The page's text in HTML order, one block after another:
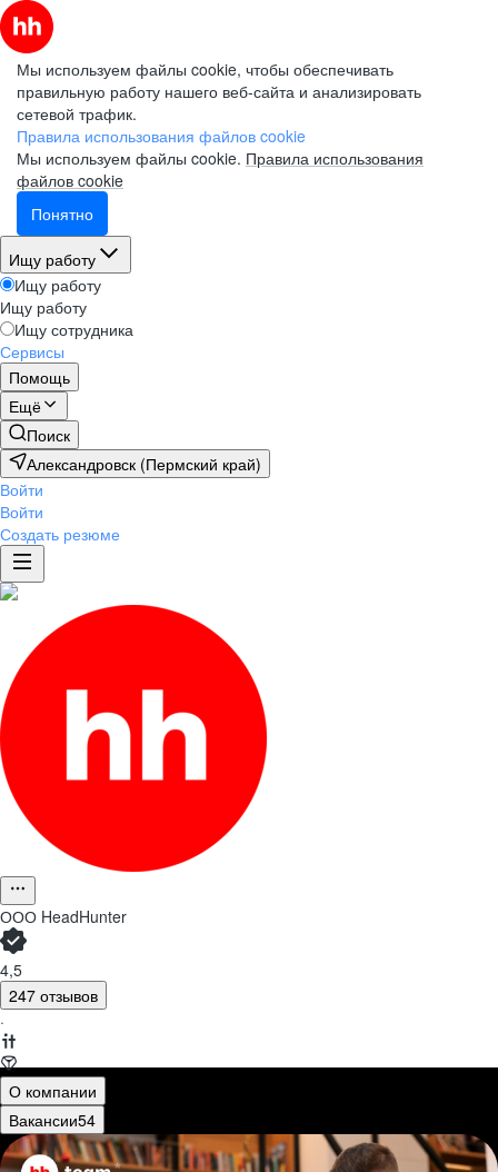
Мы используем файлы cookie, чтобы обеспечивать
правильную работу нашего веб-сайта и анализировать
сетевой трафик.
Правила использования файлов cookie
Мы используем файлы cookie. Правила использования
файлов cookie
Понятно
Ищу работу
Ищу работу
Ищу работу
Ищу сотрудника
Сервисы
Помощь
Ещё
Поиск
Александровск (Пермский край)
Войти
Войти
Создать резюме
ООО HeadHunter
4,5
247 отзывов
·
О компании
Вакансии54